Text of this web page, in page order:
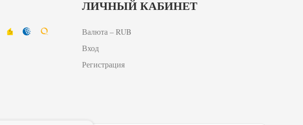
ЛИЧНЫЙ КАБИНЕТ
Валюта – RUB
Вход
Регистрация